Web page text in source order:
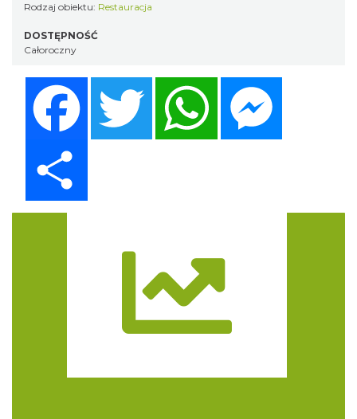
Rodzaj obiektu: Restauracja
DOSTĘPNOŚĆ
Całoroczny
Twitter WhatsApp